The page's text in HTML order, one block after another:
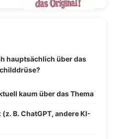
hauptsächlich über das
kaum über das Thema
B. ChatGPT, andere KI-